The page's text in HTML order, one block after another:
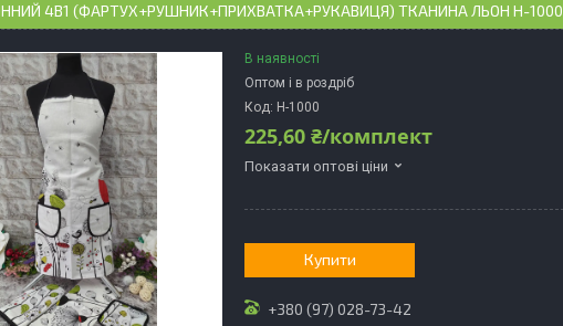
4В1 (ФАРТУХ+РУШНИК+ПРИХВАТКА+РУКАВИЦЯ) ТКАНИНА ЛЬОН Н-1000
В наявності
Оптом і в роздріб
Код: Н-1000
225,60 ₴/комплект
Показати оптові ціни
Купити
+380 (97) 028-73-42